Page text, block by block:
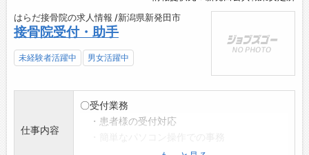
はらだ接骨院の求人情報 /新潟県新発田市
接骨院受付・助手
未経験者活躍中 男女活躍中
仕事内容
〇受付業務
・患者様の受付対応
〇治療器の簡単な脱�